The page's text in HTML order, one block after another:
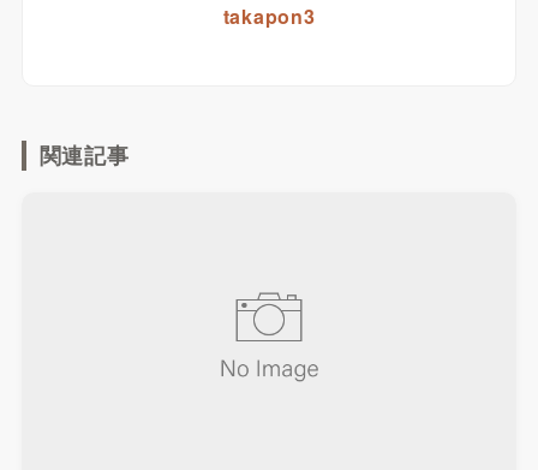
takapon3
関連記事